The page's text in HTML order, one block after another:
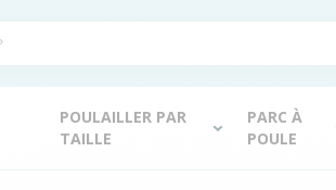
POULAILLER PAR
TAILLE
PARC À
POULE